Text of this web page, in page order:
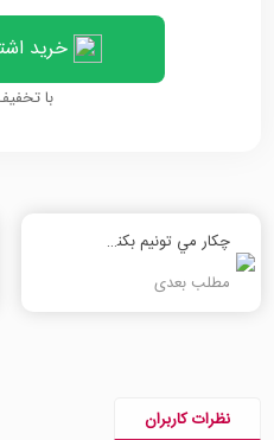
خرید اشتراک مانامو
با
چكار مي تونيم بكنيم؟
مطلب بعدی
نظرات کاربران